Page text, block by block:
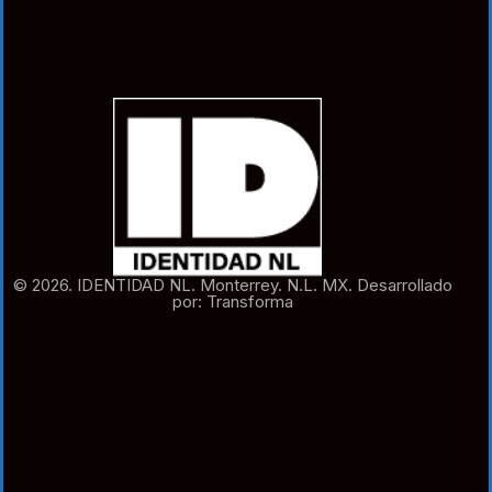
© 2026. IDENTIDAD NL. Monterrey. N.L. MX. Desarrollado
por: Transforma